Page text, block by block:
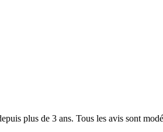
plus de 3 ans. Tous les avis sont